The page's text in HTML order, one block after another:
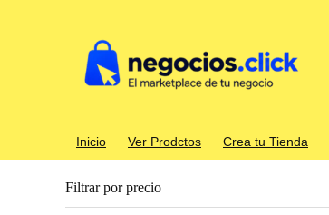
Inicio Ver Prodctos Crea tu Tienda
Filtrar por precio